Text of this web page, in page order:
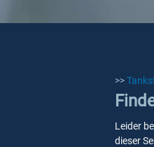
>>
Leider
dieser